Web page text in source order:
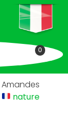
0
Amandes
nature